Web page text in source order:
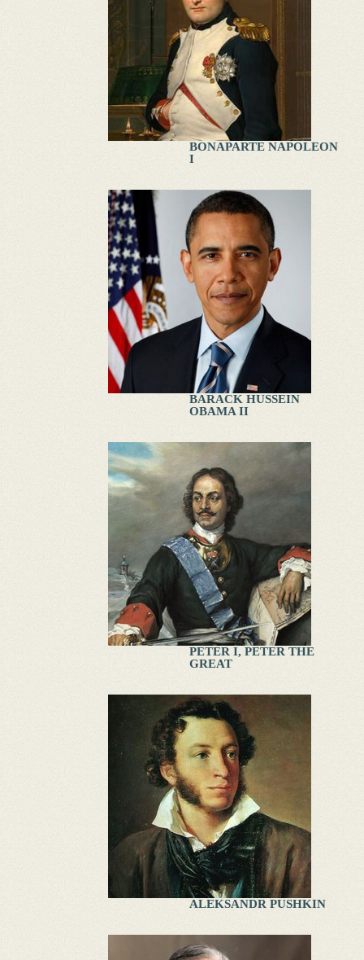
BONAPARTE NAPOLEON
I
BARACK HUSSEIN
OBAMA II
PETER I, PETER THE
GREAT
ALEKSANDR PUSHKIN